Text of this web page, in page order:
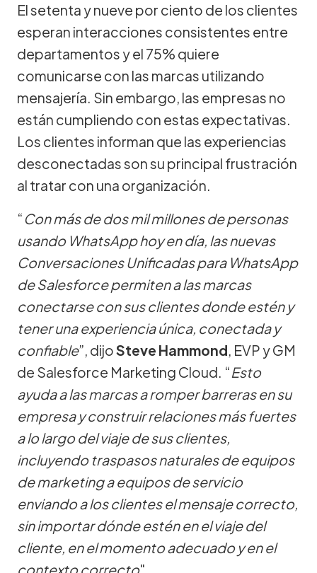
El setenta y nueve por ciento de los clientes
esperan interacciones consistentes entre
departamentos y el 75% quiere
comunicarse con las marcas utilizando
mensajería. Sin embargo, las empresas no
están cumpliendo con estas expectativas.
Los clientes informan que las experiencias
desconectadas son su principal frustración
al tratar con una organización.
“Con más de dos mil millones de personas
usando WhatsApp hoy en día, las nuevas
Conversaciones Unificadas para WhatsApp
de Salesforce permiten a las marcas
conectarse con sus clientes donde estén y
tener una experiencia única, conectada y
confiable”, dijoSteve Hammond, EVP y GM
de Salesforce Marketing Cloud. “Esto
ayuda a las marcas a romper barreras en su
empresa y construir relaciones más fuertes
a lo largo del viaje de sus clientes,
incluyendo traspasos naturales de equipos
de marketing a equipos de servicio
enviando a los clientes el mensaje correcto,
sin importar dónde estén en el viaje del
cliente, en el momento adecuado y en el
contexto correcto".